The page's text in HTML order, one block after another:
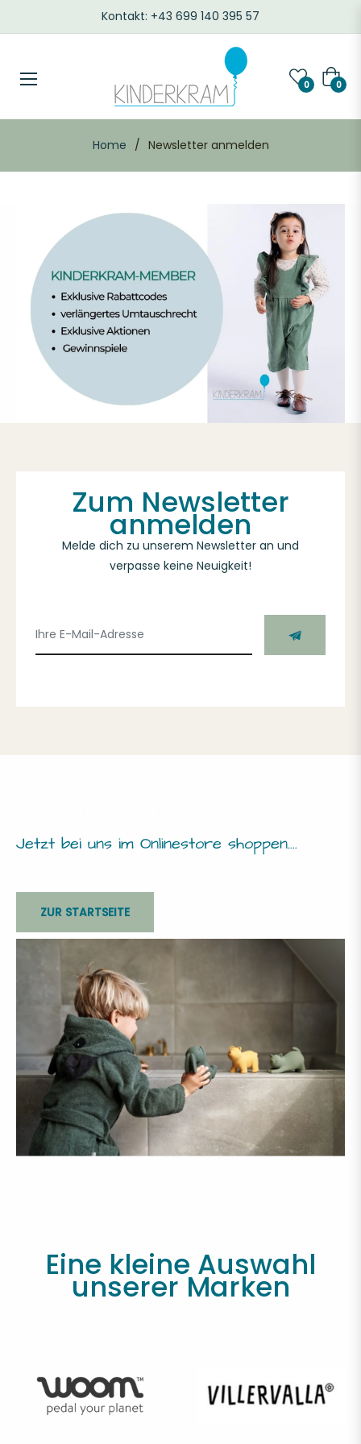
Kontakt: +43 699 140 395 57
0 0
Home / Newsletter anmelden
Zum Newsletter
anmelden
Melde dich zu unserem Newsletter an und
verpasse keine Neuigkeit!
Jetzt bei uns im Onlinestore shoppen....
ZUR STARTSEITE
Eine kleine Auswahl
unserer Marken